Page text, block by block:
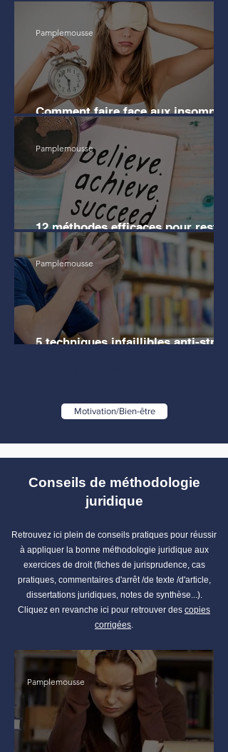
avant mes études de Droit
Comment faire face aux insomnies
?
Pamplemousse
12 méthodes efficaces pour rester
motivé pendant les révisions
Pamplemousse
5 techniques infaillibles anti-stress
Pamplemousse
Motivation/Bien-être
Conseils de méthodologie
juridique
Retrouvez ici plein de conseils pratiques pour réussir
à appliquer la bonne méthodologie juridique aux
exercices de droit (fiches de jurisprudence, cas
pratiques, commentaires d'arrêt /de texte /d'article,
dissertations juridiques, notes de synthèse...).
Cliquez en revanche ici pour retrouver des copies
corrigées.
Pamplemousse